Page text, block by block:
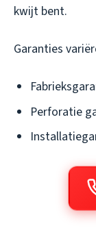
kwijt bent.
Garanties
Perforatie